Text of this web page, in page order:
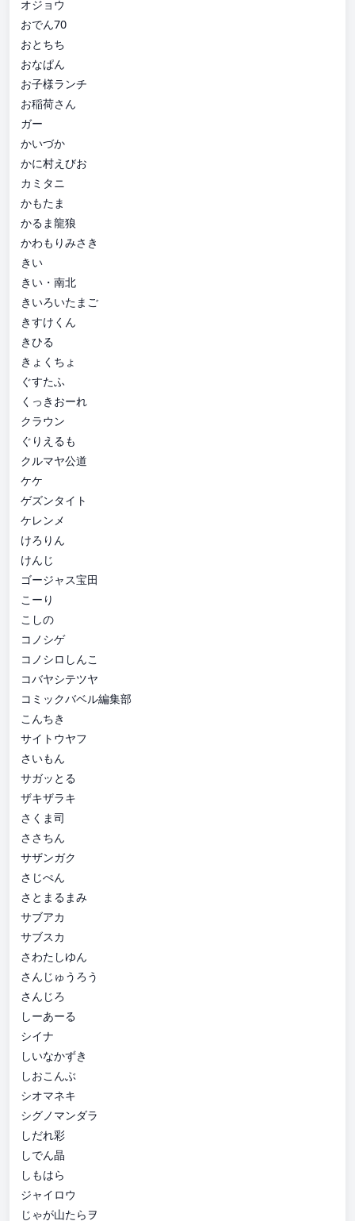
オジョウ
おでん70
おとちち
おなぱん
お子様ランチ
お稲荷さん
ガー
かいづか
かに村えびお
カミタニ
かもたま
かるま龍狼
かわもりみさき
きい
きい・南北
きいろいたまご
きすけくん
きひる
きょくちょ
ぐすたふ
くっきおーれ
クラウン
ぐりえるも
クルマヤ公道
ケケ
ゲズンタイト
ケレンメ
けろりん
けんじ
ゴージャス宝田
こーり
こしの
コノシゲ
コノシロしんこ
コバヤシテツヤ
コミックバベル編集部
こんちき
サイトウヤフ
さいもん
サガッとる
ザキザラキ
さくま司
ささちん
サザンガク
さじぺん
さとまるまみ
サブアカ
サブスカ
さわたしゆん
さんじゅうろう
さんじろ
しーあーる
シイナ
しいなかずき
しおこんぶ
シオマネキ
シグノマンダラ
しだれ彩
しでん晶
しもはら
ジャイロウ
じゃが山たらヲ